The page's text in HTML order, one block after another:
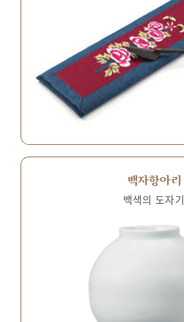
백자항아리
백색의 도자기